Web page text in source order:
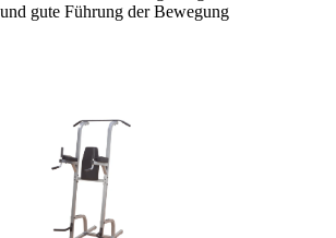
gute Führung der Bewegung